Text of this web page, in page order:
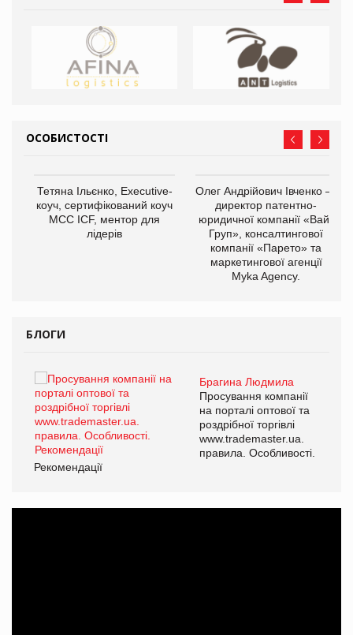
ОСОБИСТОСТІ
Тетяна Ільєнко, Executive-
коуч, сертифікований коуч
МСС ICF, ментор для
лідерів
Олег Андрійович Івченко —
директор патентно-
юридичної компанії «Вайз
Груп», консалтингової
компанії «Парето» та
маркетингової агенції
Myka Agency.
БЛОГИ
Брагина Людмила
Просування компанії
на порталі оптової та
роздрібної торгівлі
www.trademaster.ua.
правила. Особливості.
Рекомендації